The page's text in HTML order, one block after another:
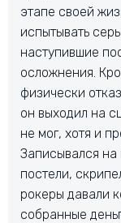
этапе своей
испытывать
наступившие
осложнения.
физически
он выходил на
не мог, хотя и
Записывался
постели,
рокеры давали
собранные